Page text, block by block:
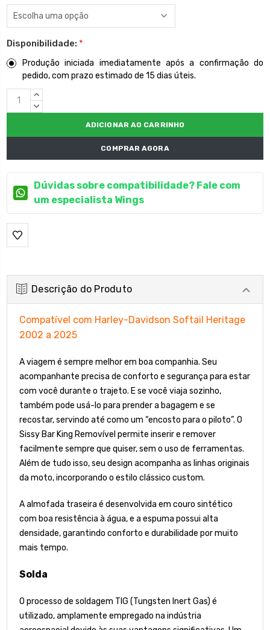
Disponibilidade: *
Produção iniciada imediatamente após a confirmação do
pedido, com prazo estimado de 15 dias úteis.
EstoqueQUANTIDADE
CRESCENTE:
QUANTIDADE
COMPRAR AGORA
Dúvidas sobre compatibilidade? Fale com
um especialista Wings
Descrição do Produto
Compatível com Harley-Davidson Softail Heritage
2002 a 2025
A viagem é sempre melhor em boa companhia. Seu
acompanhante precisa de conforto e segurança para estar
com você durante o trajeto. E se você viaja sozinho,
também pode usá-lo para prender a bagagem e se
recostar, servindo até como um “encosto para o piloto”. O
Sissy Bar King Removível permite inserir e remover
facilmente sempre que quiser, sem o uso de ferramentas.
Além de tudo isso, seu design acompanha as linhas originais
da moto, incorporando o estilo clássico custom.
A almofada traseira é desenvolvida em couro sintético
com boa resistência à água, e a espuma possui alta
densidade, garantindo conforto e durabilidade por muito
mais tempo.
Solda
O processo de soldagem TIG (Tungsten Inert Gas) é
utilizado, amplamente empregado na indústria